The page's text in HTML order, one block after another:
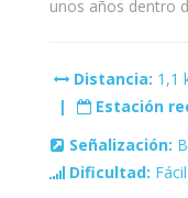
unos años dentro
Distancia: 1,1
|
Estación
Señalización:
Dificultad: